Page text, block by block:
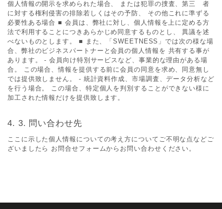
個人情報の開示を求められた場合、 または犯罪の捜査、第三 者
に対する権利侵害の排除若しくはその予防、 その他これに準ずる
必要性ある場合 ■ 会員は、弊社に対し、個人情報を上に定める方
法で利用することにつきあらかじめ同意するものとし、 異議を述
べないものとします。 ■ また、「SWEETNESS」では次の様な場
合、弊社のビジネスパートナーと会員の個人情報を 共有する事が
あります。 - 会員向け特別サービスなど、事業的な理由がある場
合。 この場合、情報を提供する前に会員の同意を求め、同意無し
では提供致しません。 - 統計資料作成、市場調査、データ分析など
を行う場合。 この場合、特定個人を判別することができない様に
加工された情報だけを提供致します。
3. 問い合わせ先
ここに示した個人情報についての考え方についてご不明な点などご
ざいましたら お問合せフォームからお問い合わせください。